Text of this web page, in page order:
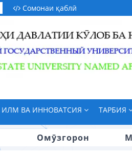
Сомонаи қаблӣ
ИЛМ ВА ИННОВАТСИЯ ТАРБИЯ
Омӯзгорон